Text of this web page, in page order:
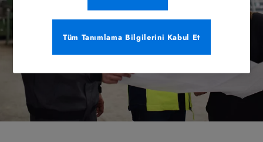
distribütör ağımız aracılığıyla sunuyoruz. Satın almak
nerede olursanız olun uzman desteği, yerel varlık ve
Tüm Tanımlama Bilgilerini Kabul Et